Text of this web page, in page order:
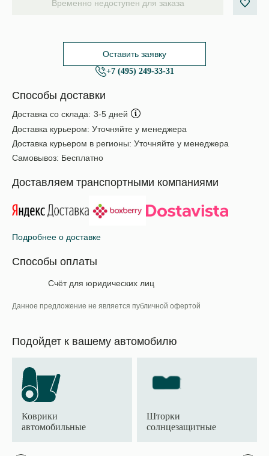
Временно недоступен для заказа
Оставить заявку
+7 (495) 249-33-31
Способы доставки
Доставка со склада: 3-5 дней
Доставка курьером: Уточняйте у менеджера
Доставка курьером в регионы: Уточняйте у менеджера
Самовывоз: Бесплатно
Доставляем транспортными компаниями
Подробнее о доставке
Способы оплаты
Счёт для юридических лиц
Данное предложение не является публичной офертой
Подойдет к вашему автомобилю
Коврики
автомобильные
Шторки
солнцезащитные